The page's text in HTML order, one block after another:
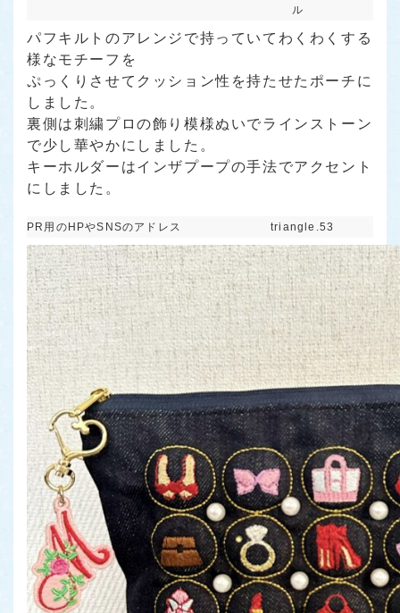
ル
パフキルトのアレンジで持っていてわくわくする
様なモチーフを
ぷっくりさせてクッション性を持たせたポーチに
しました。
裏側は刺繍プロの飾り模様ぬいでラインストーン
で少し華やかにしました。
キーホルダーはインザプープの手法でアクセント
にしました。
PR用のHPやSNSのアドレス triangle.53